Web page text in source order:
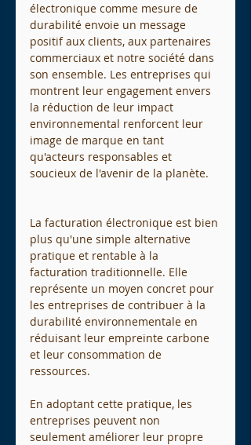
électronique comme mesure de
durabilité envoie un message
positif aux clients, aux partenaires
commerciaux et notre société dans
son ensemble. Les entreprises qui
montrent leur engagement envers
la réduction de leur impact
environnemental renforcent leur
image de marque en tant
qu'acteurs responsables et
soucieux de l'avenir de la planète.
La facturation électronique est bien
plus qu'une simple alternative
pratique et rentable à la
facturation traditionnelle. Elle
représente un moyen concret pour
les entreprises de contribuer à la
durabilité environnementale en
réduisant leur empreinte carbone
et leur consommation de
ressources.
En adoptant cette pratique, les
entreprises peuvent non
seulement améliorer leur propre